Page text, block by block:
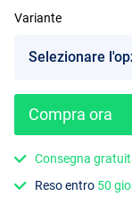
Variante
Compra ora
Consegna
Reso entro 50